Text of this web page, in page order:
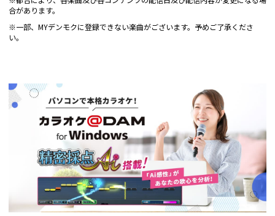
合があります。
※一部、MYデンモクに登録できない楽曲がございます。予めご了承くださ
い。